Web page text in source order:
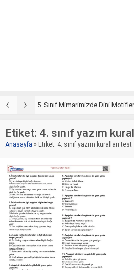
5. Sınıf Mimarimizde Dini
Etiket: 4. sınıf yazım
Anasayfa » Etiket: 4. sınıf yazım kuralları test